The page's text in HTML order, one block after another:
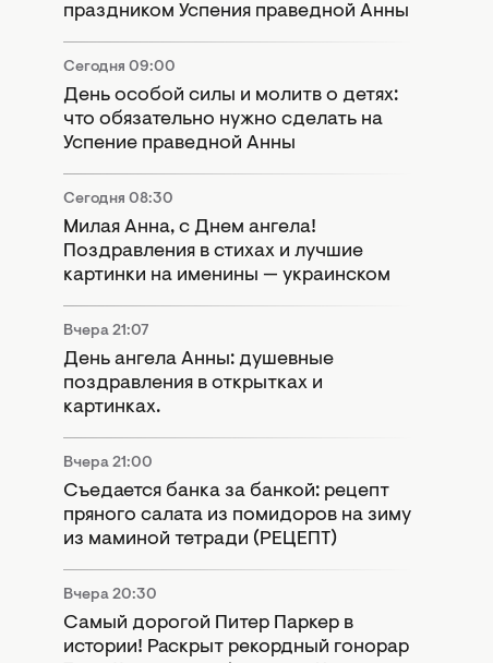
праздником Успения праведной Анны
Сегодня 09:00
День особой силы и молитв о детях:
что обязательно нужно сделать на
Успение праведной Анны
Сегодня 08:30
Милая Анна, с Днем ангела!
Поздравления в стихах и лучшие
картинки на именины — украинском
Вчера 21:07
День ангела Анны: душевные
поздравления в открытках и
картинках.
Вчера 21:00
Съедается банка за банкой: рецепт
пряного салата из помидоров на зиму
из маминой тетради (РЕЦЕПТ)
Вчера 20:30
Самый дорогой Питер Паркер в
истории! Раскрыт рекордный гонорар